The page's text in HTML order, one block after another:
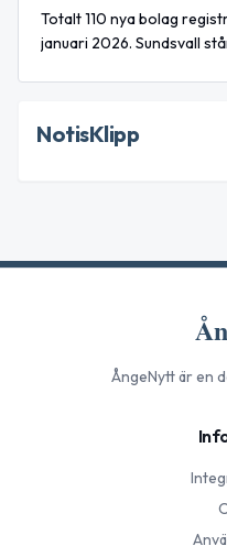
Totalt 110 nya bolag
januari 2026. Sundsvall
NotisKlipp
ÅngeNyttär en